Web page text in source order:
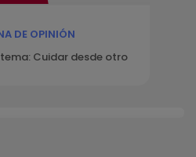
DE OPINIÓN
Cuidar desde otro